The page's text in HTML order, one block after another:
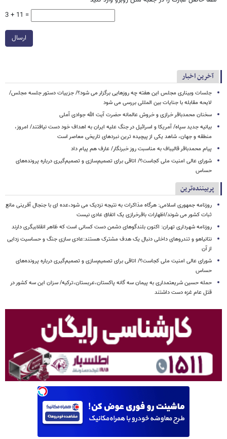
3 + 11 =
ارسال
آخرین اخبار
جلسات وبیناری مجلس این هفته چه روزهایی برگزار می شود؟/ جزییات دستور جلسه مجلس/
لایحه مقابله با جنایات بین المللی بررسی می شود
سخنان محمدباقر خرازی و خروش عالمانه حضرت آیت الله جوادی آملی
بیانیه جدید سپاه/ آمریکا و اسرائیل در جنگ علیه ایران به اهداف خود دست نیافتند/ امروز،
منطقه و جهان، شاهد یکی از پیچیده ترین نبردهای تاریخی معاصر است
پیام محمدباقر قالیباف به مناسبت روز خبرنگار/ عارف هم پیام داد
شورای عالی امنیت ملی کجاست؟/ اتاقی برای تصمیم‌سازی و تصمیم‌گیری درباره پرونده‌های
حساس
پربیننده‌ترین
روزنامه جمهوری اسلامی: هرگاه مذاکرات به نتیجه نزدیک می شود،عده ای با جنجال آفرینی مانع
ثبات کشور می شوند/اظهارات باقرخرازی یک اتفاق عادی نیست
روزنامه شهرداری تهران: اکنون بلندگوهای دشمن دست کسانی است که ظاهر انقلابیگری دارند
نتانیاهو و تندروهای داخلی دنبال یک هدف مشترک هستند:عادی سازی جنگ و حساسیت زدایی
از آن
شورای عالی امنیت ملی کجاست؟/ اتاقی برای تصمیم‌سازی و تصمیم‌گیری درباره پرونده‌های
حساس
حمله حسین شریعتمداری به پیمان سه گانه پاکستان،عربستان،ترکیه/ سزان این سه کشور در
قتل عام غزه دست داشتند